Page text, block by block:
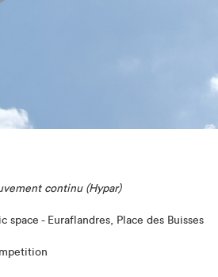
continu (Hypar)
space - Euraflandres, Place des Buisses